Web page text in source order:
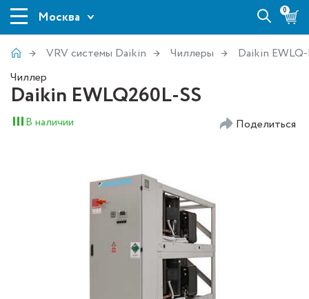
Москва 0
VRV системы Daikin Чиллеры
Daikin
Чиллер
Daikin EWLQ260L-SS
В наличии Поделиться